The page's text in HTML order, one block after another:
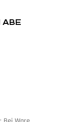
ABE